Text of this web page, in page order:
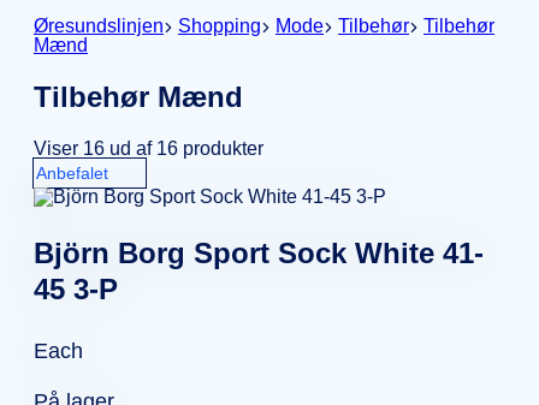
Øresundslinjen
Shopping Mode Tilbehør
Tilbehør
Mænd
Tilbehør Mænd
Viser 16 ud af 16 produkter
Björn Borg Sport Sock White 41-
45 3-P
Each